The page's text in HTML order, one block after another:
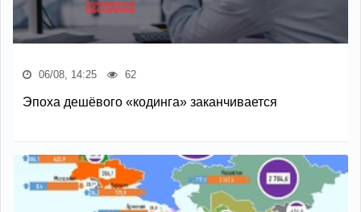
06/08, 14:25 62
Эпоха дешёвого «кодинга» заканчивается